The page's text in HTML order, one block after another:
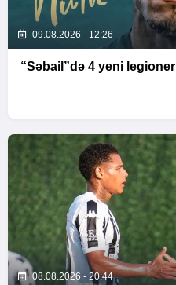
09.08.2026 - 12:26
“Səbail”də 4 yeni legioner
08.08.2026 - 20:44